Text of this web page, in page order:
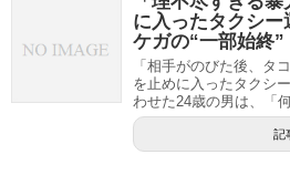
に入ったタクシ
ケガの“一部始終”
「相手がのびた後、タ
を止めに入ったタクシ
わせた24歳の男は、「
記